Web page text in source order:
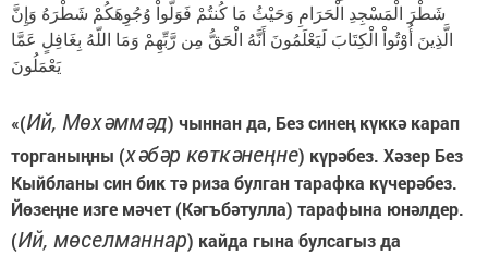
شَطْرَ الْمَسْجِدِ الْحَرَامِ وَحَيْثُ مَا كُنتُمْ فَوَلُّواْ وُجُوِهَكُمْ شَطْرَهُ وَإِنَّ
الَّذِينَ أُوْتُواْ الْكِتَابَ لَيَعْلَمُونَ أَنَّهُ الْحَقُّ مِن رَّبِّهِمْ وَمَا اللّهُ بِغَافِلٍ عَمَّا
يَعْمَلُونَ
«(Ий, Мөхәммәд) чыннан да, Без синең күккә карап
торганыңны (хәбәр көткәнеңне) күрәбез. Хәзер Без
Кыйбланы син бик тә риза булган тарафка күчерәбез.
Йөзеңне изге мәчет (Кәгъбәтулла) тарафына юнәлдер.
(Ий, мөселманнар) кайда гына булсагыз да